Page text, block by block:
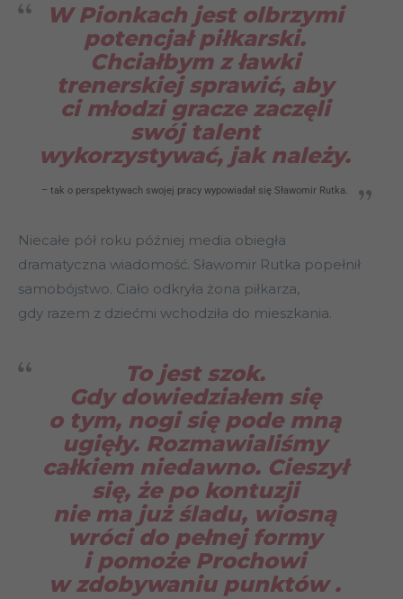
W Pionkach jest olbrzymi
potencjał piłkarski.
Chciałbym z ławki
trenerskiej sprawić, aby
ci młodzi gracze zaczęli
swój talent
wykorzystywać, jak należy.
– tak o perspektywach swojej pracy wypowiadał się Sławomir Rutka.
Niecałe pół roku później media obiegła
dramatyczna wiadomość. Sławomir Rutka popełnił
samobójstwo. Ciało odkryła żona piłkarza,
gdy razem z dziećmi wchodziła do mieszkania.
To jest szok.
Gdy dowiedziałem się
o tym, nogi się pode mną
ugięły. Rozmawialiśmy
całkiem niedawno. Cieszył
się, że po kontuzji
nie ma już śladu, wiosną
wróci do pełnej formy
i pomoże Prochowi
w zdobywaniu punktów.